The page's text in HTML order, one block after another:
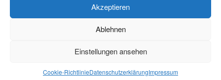
Akzeptieren
Ablehnen
Einstellungen ansehen
Cookie-RichtlinieDatenschutzerklärungImpressum
Intelligenz die Klimakrise aufhalten? Diese
Fragen wollen wir gemeinsam mit ihnen und